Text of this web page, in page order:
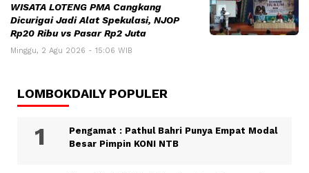
WISATA LOTENG PMA Cangkang
Dicurigai Jadi Alat Spekulasi, NJOP
Rp20 Ribu vs Pasar Rp2 Juta
Minggu, 2 Agu 2026 - 15:06 WIB
LOMBOKDAILY POPULER
Pengamat : Pathul Bahri Punya Empat Modal
Besar Pimpin KONI NTB